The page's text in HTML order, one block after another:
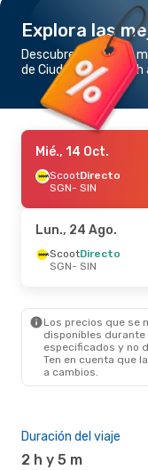
Explora las
Descubre los vuelos
de Ciudad Ho Chi
Mié., 14 Oct.
ScootDirecto
SGN- SIN
Lun., 24 Ago.
ScootDirecto
SGN- SIN
Los precios que se
disponibles
especificados y no
Ten en cuenta que
a cambios.
Duración del viaje
2 h y 5 m